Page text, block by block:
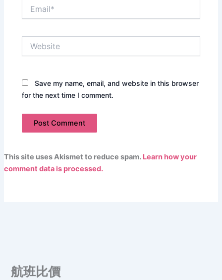
Save my name, email, and website in this browser
for the next time I comment.
This site uses Akismet to reduce spam. Learn how your
comment data is processed.
航班比價